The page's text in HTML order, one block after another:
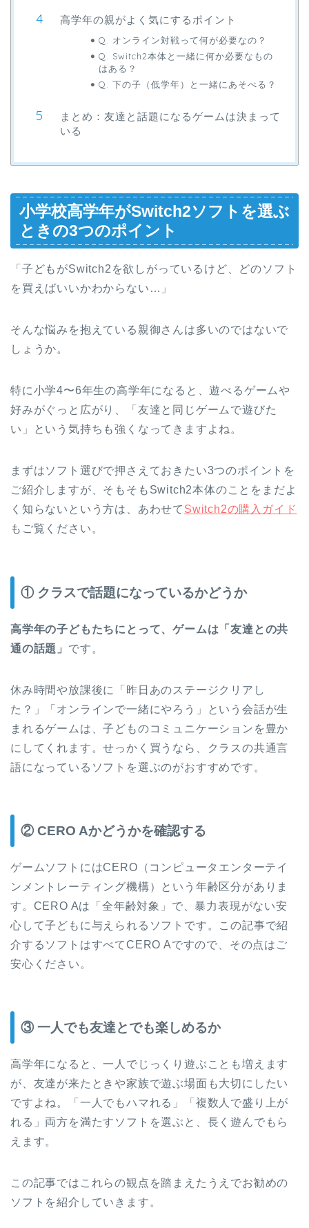
高学年の親がよく気にするポイント
Q. オンライン対戦って何が必要なの？
Q. Switch2本体と一緒に何か必要なもの
はある？
Q. 下の子（低学年）と一緒にあそべる？
まとめ：友達と話題になるゲームは決まって
いる
小学校高学年がSwitch2ソフトを選ぶ
ときの3つのポイント
「子どもがSwitch2を欲しがっているけど、どのソフト
を買えばいいかわからない…」
そんな悩みを抱えている親御さんは多いのではないで
しょうか。
特に小学4〜6年生の高学年になると、遊べるゲームや
好みがぐっと広がり、「友達と同じゲームで遊びた
い」という気持ちも強くなってきますよね。
まずはソフト選びで押さえておきたい3つのポイントを
ご紹介しますが、そもそもSwitch2本体のことをまだよ
く知らないという方は、あわせて Switch2の購入ガイド
もご覧ください。
① クラスで話題になっているかどうか
高学年の子どもたちにとって、ゲームは「友達との共
通の話題」 です。
休み時間や放課後に「昨日あのステージクリアし
た？」「オンラインで一緒にやろう」という会話が生
まれるゲームは、子どものコミュニケーションを豊か
にしてくれます。せっかく買うなら、クラスの共通言
語になっているソフトを選ぶのがおすすめです。
② CERO Aかどうかを確認する
ゲームソフトにはCERO（コンピュータエンターテイ
ンメントレーティング機構）という年齢区分がありま
す。CERO Aは「全年齢対象」で、暴力表現がない安
心して子どもに与えられるソフトです。この記事で紹
介するソフトはすべてCERO Aですので、その点はご
安心ください。
③ 一人でも友達とでも楽しめるか
高学年になると、一人でじっくり遊ぶことも増えます
が、友達が来たときや家族で遊ぶ場面も大切にしたい
ですよね。「一人でもハマれる」「複数人で盛り上が
れる」両方を満たすソフトを選ぶと、長く遊んでもら
えます。
この記事ではこれらの観点を踏まえたうえでお勧めの
ソフトを紹介していきます。